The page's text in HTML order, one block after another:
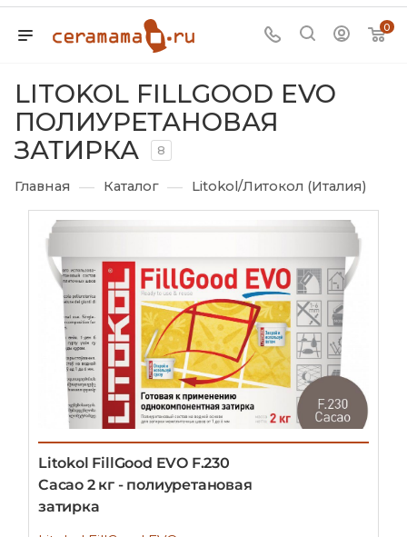
0
LITOKOL FILLGOOD EVO
ПОЛИУРЕТАНОВАЯ
ЗАТИРКА
8
Главная — Каталог — Litokol/Литокол (Италия)
Litokol FillGood EVO F.230
Cacao 2 кг - полиуретановая
затирка